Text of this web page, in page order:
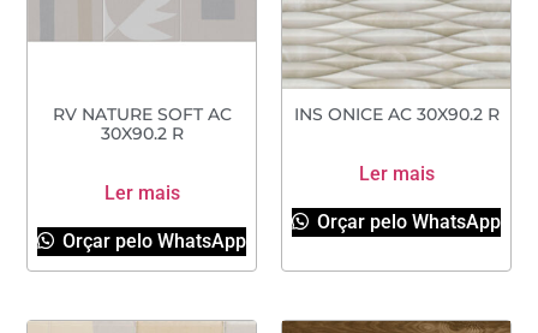
RV NATURE SOFT AC
30X90.2 R
Ler mais
Orçar pelo WhatsApp
INS ONICE AC 30X90.2 R
Ler mais
Orçar pelo WhatsApp